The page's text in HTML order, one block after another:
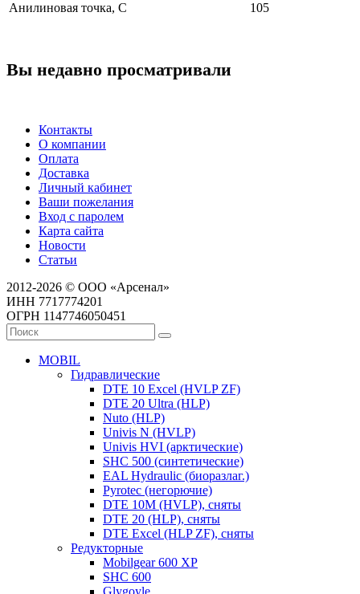
Анилиновая точка, С
105
Вы недавно просматривали
Контакты
О компании
Оплата
Доставка
Личный кабинет
Ваши пожелания
Вход с паролем
Карта сайта
Новости
Статьи
2012-2026 © ООО «Арсенал»
ИНН 7717774201
ОГРН 1147746050451
MOBIL
Гидравлические
DTE 10 Excel (HVLP ZF)
DTE 20 Ultra (HLP)
Nuto (HLP)
Univis N (HVLP)
Univis HVI (арктические)
SHC 500 (синтетические)
EAL Hydraulic (биоразлаг.)
Pyrotec (негорючие)
DTE 10M (HVLP), сняты
DTE 20 (HLP), сняты
DTE Excel (HLP ZF), сняты
Редукторные
Mobilgear 600 XP
SHC 600
Glygoyle